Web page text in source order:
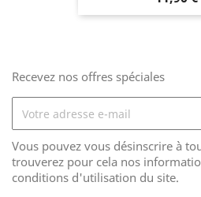
Recevez nos offres spéciales
Vous pouvez vous désinscrire à
trouverez pour cela nos
conditions d'utilisation du site.